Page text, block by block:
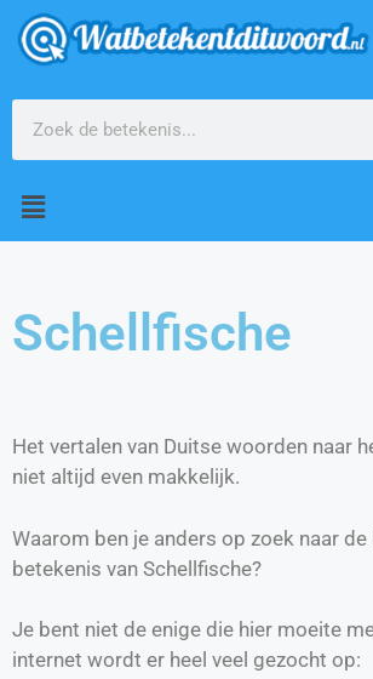
Schellfische
Het vertalen van Duitse woorden naar
niet altijd even makkelijk.
Waarom ben je anders op zoek naar
betekenis van Schellfische?
Je bent niet de enige die hier moeite
internet wordt er heel veel gezocht op: